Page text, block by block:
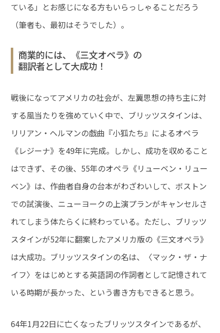
ている」とお感じになる方もいらっしゃることだろう
（筆者も、最初はそうでした）。
商業的には、《三文オペラ》の
翻訳者として大成功！
戦後になってアメリカの社会が、左翼思想の持ち主に対
する風当たりを強めていく中で、ブリッツスタインは、
リリアン・ヘルマンの戯曲『小狐たち』によるオペラ
《レジーナ》を49年に完成。しかし、成功を収めること
はできず、その後、55年のオペラ《リューベン・リュー
ベン》は、作曲者自身の台本がわざわいして、ボストン
での試演後、ニューヨークの上演プランがキャンセルさ
れてしまう体たらくに終わっている。ただし、ブリッツ
スタインが52年に翻案したアメリカ版の《三文オペラ》
は大成功。ブリッツスタインの名は、〈マック・ザ・ナ
イフ〉をはじめとする英語詞の作詞者として記憶されて
いる時期が長かった、という書き方もできると思う。
64年1月22日に亡くなったブリッツスタインであるが、